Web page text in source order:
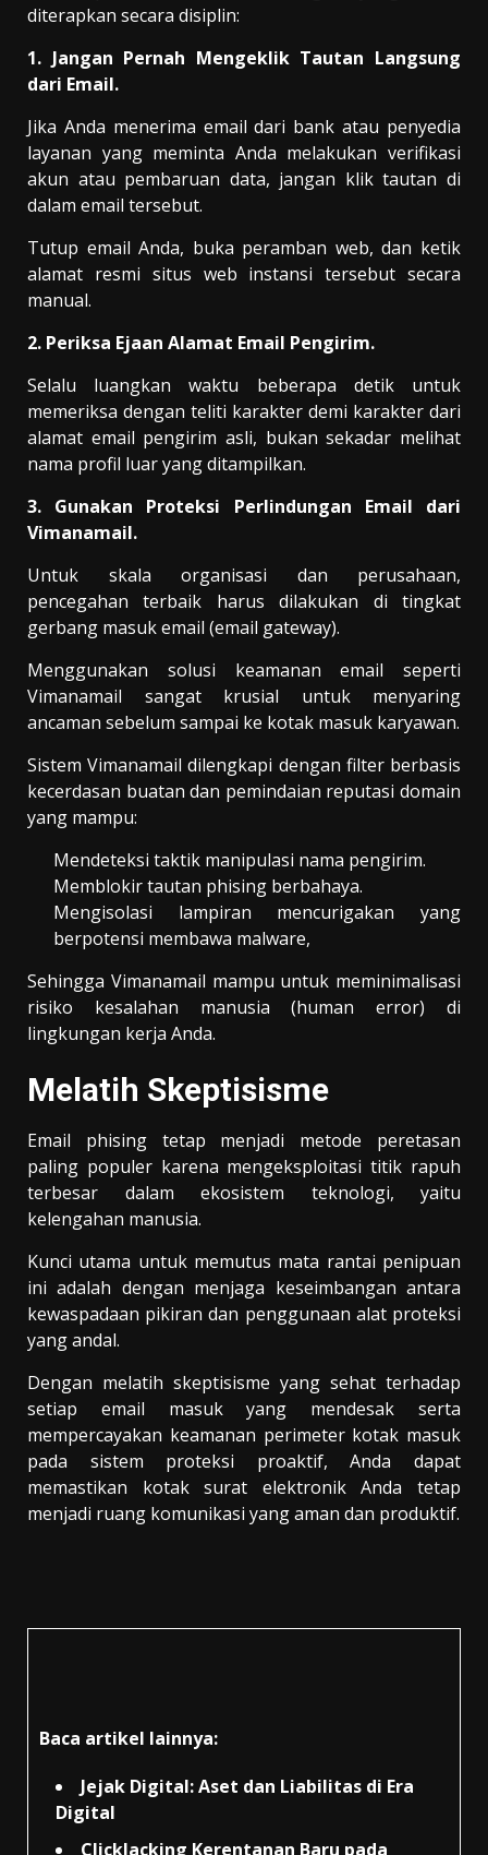
diterapkan secara disiplin:
1. Jangan Pernah Mengeklik Tautan Langsung
dari Email.
Jika Anda menerima email dari bank atau penyedia
layanan yang meminta Anda melakukan verifikasi
akun atau pembaruan data, jangan klik tautan di
dalam email tersebut.
Tutup email Anda, buka peramban web, dan ketik
alamat resmi situs web instansi tersebut secara
manual.
2. Periksa Ejaan Alamat Email Pengirim.
Selalu luangkan waktu beberapa detik untuk
memeriksa dengan teliti karakter demi karakter dari
alamat email pengirim asli, bukan sekadar melihat
nama profil luar yang ditampilkan.
3. Gunakan Proteksi Perlindungan Email dari
Vimanamail.
Untuk skala organisasi dan perusahaan,
pencegahan terbaik harus dilakukan di tingkat
gerbang masuk email (email gateway).
Menggunakan solusi keamanan email seperti
Vimanamail sangat krusial untuk menyaring
ancaman sebelum sampai ke kotak masuk karyawan.
Sistem Vimanamail dilengkapi dengan filter berbasis
kecerdasan buatan dan pemindaian reputasi domain
yang mampu:
Mendeteksi taktik manipulasi nama pengirim.
Memblokir tautan phising berbahaya.
Mengisolasi lampiran mencurigakan yang
berpotensi membawa malware,
Sehingga Vimanamail mampu untuk meminimalisasi
risiko kesalahan manusia (human error) di
lingkungan kerja Anda.
Melatih Skeptisisme
Email phising tetap menjadi metode peretasan
paling populer karena mengeksploitasi titik rapuh
terbesar dalam ekosistem teknologi, yaitu
kelengahan manusia.
Kunci utama untuk memutus mata rantai penipuan
ini adalah dengan menjaga keseimbangan antara
kewaspadaan pikiran dan penggunaan alat proteksi
yang andal.
Dengan melatih skeptisisme yang sehat terhadap
setiap email masuk yang mendesak serta
mempercayakan keamanan perimeter kotak masuk
pada sistem proteksi proaktif, Anda dapat
memastikan kotak surat elektronik Anda tetap
menjadi ruang komunikasi yang aman dan produktif.
Baca artikel lainnya:
Jejak Digital: Aset dan Liabilitas di Era
Digital
ClickJacking Kerentanan Baru pada